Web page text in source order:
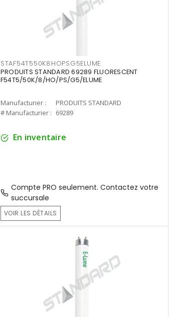
STAF54T550K8HOPSG5ELUME
PRODUITS STANDARD 69289 FLUORESCENT
F54T5/50K/8/HO/PS/G5/ELUME
Manufacturier :
PRODUITS STANDARD
# Manufacturier : 69289
En inventaire
Compte PRO seulement. Contactez votre
succursale
VOIR LES DÉTAILS